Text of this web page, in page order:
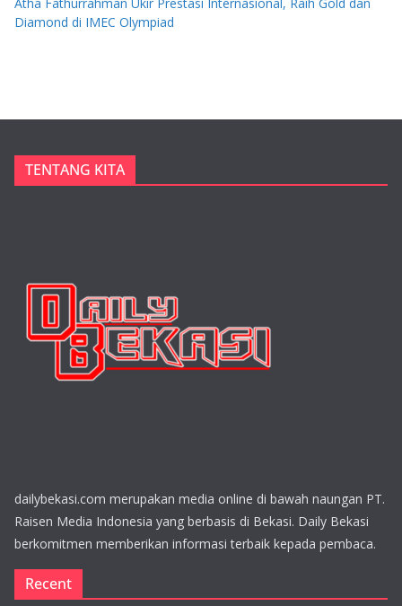
Diamond di IMEC Olympiad
TENTANG KITA
dailybekasi.com merupakan media online di bawah naungan PT.
Raisen Media Indonesia yang berbasis di Bekasi. Daily Bekasi
berkomitmen memberikan informasi terbaik kepada pembaca.
Recent